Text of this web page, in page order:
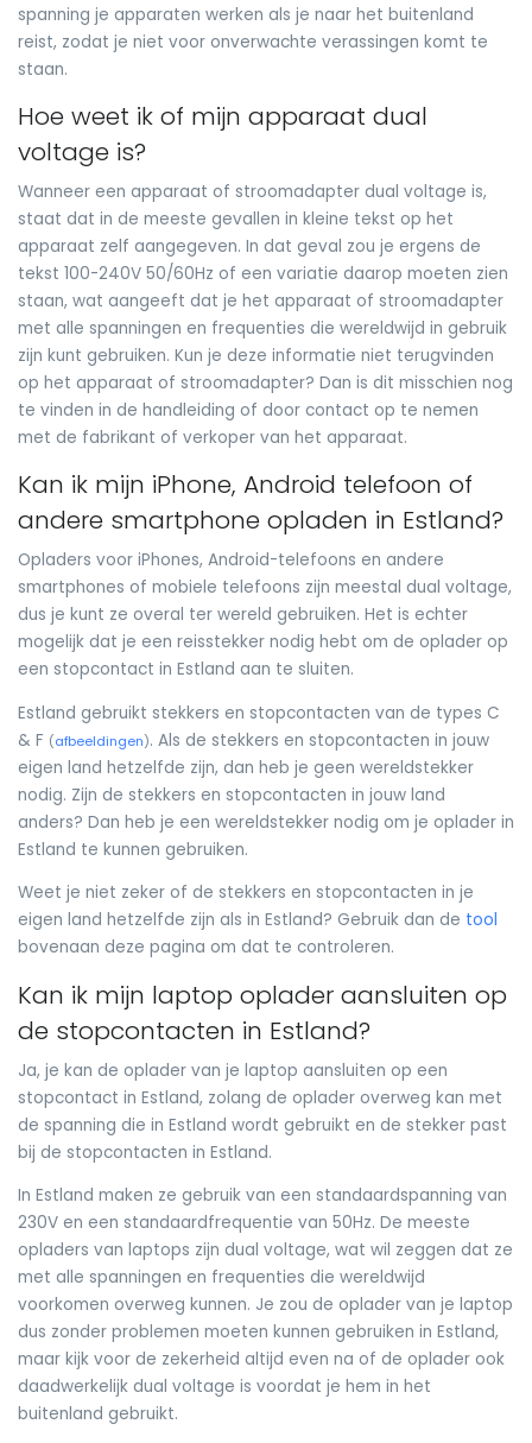
spanning je apparaten werken als je naar het buitenland
reist, zodat je niet voor onverwachte verassingen komt te
staan.
Hoe weet ik of mijn apparaat dual
voltage is?
Wanneer een apparaat of stroomadapter dual voltage is,
staat dat in de meeste gevallen in kleine tekst op het
apparaat zelf aangegeven. In dat geval zou je ergens de
tekst 100-240V 50/60Hz of een variatie daarop moeten zien
staan, wat aangeeft dat je het apparaat of stroomadapter
met alle spanningen en frequenties die wereldwijd in gebruik
zijn kunt gebruiken. Kun je deze informatie niet terugvinden
op het apparaat of stroomadapter? Dan is dit misschien nog
te vinden in de handleiding of door contact op te nemen
met de fabrikant of verkoper van het apparaat.
Kan ik mijn iPhone, Android telefoon of
andere smartphone opladen in Estland?
Opladers voor iPhones, Android-telefoons en andere
smartphones of mobiele telefoons zijn meestal dual voltage,
dus je kunt ze overal ter wereld gebruiken. Het is echter
mogelijk dat je een reisstekker nodig hebt om de oplader op
een stopcontact in Estland aan te sluiten.
Estland gebruikt stekkers en stopcontacten van de types C
& F (afbeeldingen). Als de stekkers en stopcontacten in jouw
eigen land hetzelfde zijn, dan heb je geen wereldstekker
nodig. Zijn de stekkers en stopcontacten in jouw land
anders? Dan heb je een wereldstekker nodig om je oplader in
Estland te kunnen gebruiken.
Weet je niet zeker of de stekkers en stopcontacten in je
eigen land hetzelfde zijn als in Estland? Gebruik dan de tool
bovenaan deze pagina om dat te controleren.
Kan ik mijn laptop oplader aansluiten op
de stopcontacten in Estland?
Ja, je kan de oplader van je laptop aansluiten op een
stopcontact in Estland, zolang de oplader overweg kan met
de spanning die in Estland wordt gebruikt en de stekker past
bij de stopcontacten in Estland.
In Estland maken ze gebruik van een standaardspanning van
230V en een standaardfrequentie van 50Hz. De meeste
opladers van laptops zijn dual voltage, wat wil zeggen dat ze
met alle spanningen en frequenties die wereldwijd
voorkomen overweg kunnen. Je zou de oplader van je laptop
dus zonder problemen moeten kunnen gebruiken in Estland,
maar kijk voor de zekerheid altijd even na of de oplader ook
daadwerkelijk dual voltage is voordat je hem in het
buitenland gebruikt.